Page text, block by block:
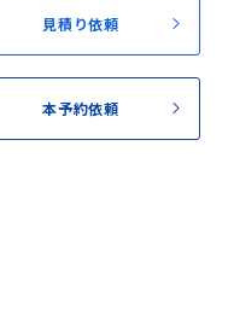
見積り依頼
本予約依頼